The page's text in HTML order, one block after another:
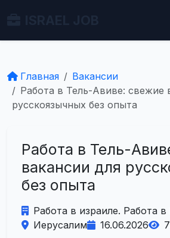
Главная
Вакансии
Работа в Тель-Авиве: свежие
русскоязычных без опыта
Работа в Тель-
вакансии для
без опыта
Работа в израиле. Работа
Иерусалим
16.06.2026